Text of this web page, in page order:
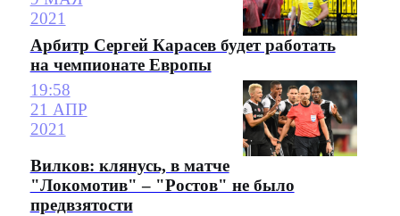
2021
Арбитр Сергей Карасев будет работать
на чемпионате Европы
19:58
21 АПР
2021
Вилков: клянусь, в матче
"Локомотив" – "Ростов" не было
предвзятости